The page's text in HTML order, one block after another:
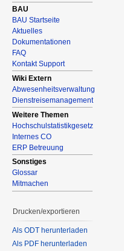
BAU
BAU Startseite
Aktuelles
Dokumentationen
FAQ
Kontakt Support
Wiki Extern
Abwesenheitsverwaltung
Dienstreisemanagement
Weitere Themen
Hochschulstatistikgesetz
Internes CO
ERP Betreuung
Sonstiges
Glossar
Mitmachen
Drucken/exportieren
Als ODT herunterladen
Als PDF herunterladen